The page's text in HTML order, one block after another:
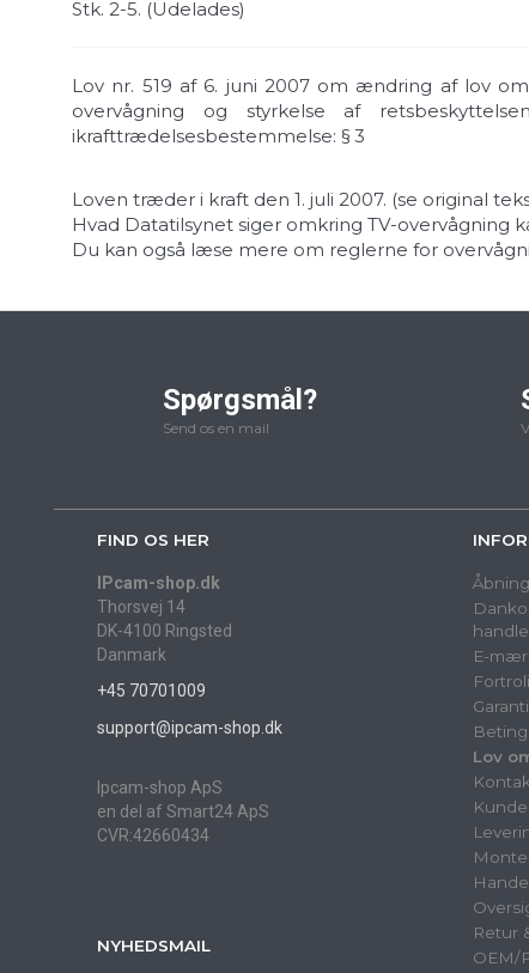
Stk. 2-5. (Udelades)
Lov nr. 519 af 6. juni 2007 om ændring af lov
overvågning og styrkelse af
ikrafttrædelsesbestemmelse: § 3
Loven træder i kraft den 1. juli 2007. (se original
Hvad Datatilsynet siger omkring TV-overvågning
Du kan også læse mere om reglerne for
Spørgsmål?
Send os en mail
FIND OS HER
IPcam-shop.dk
Thorsvej 14
DK-4100 Ringsted
Danmark
+45 70701009
support@ipcam-shop.dk
Ipcam-shop ApS
en del af Smart24 ApS
CVR:42660434
NYHEDSMAIL
E-
Lov
Retur
OEM/